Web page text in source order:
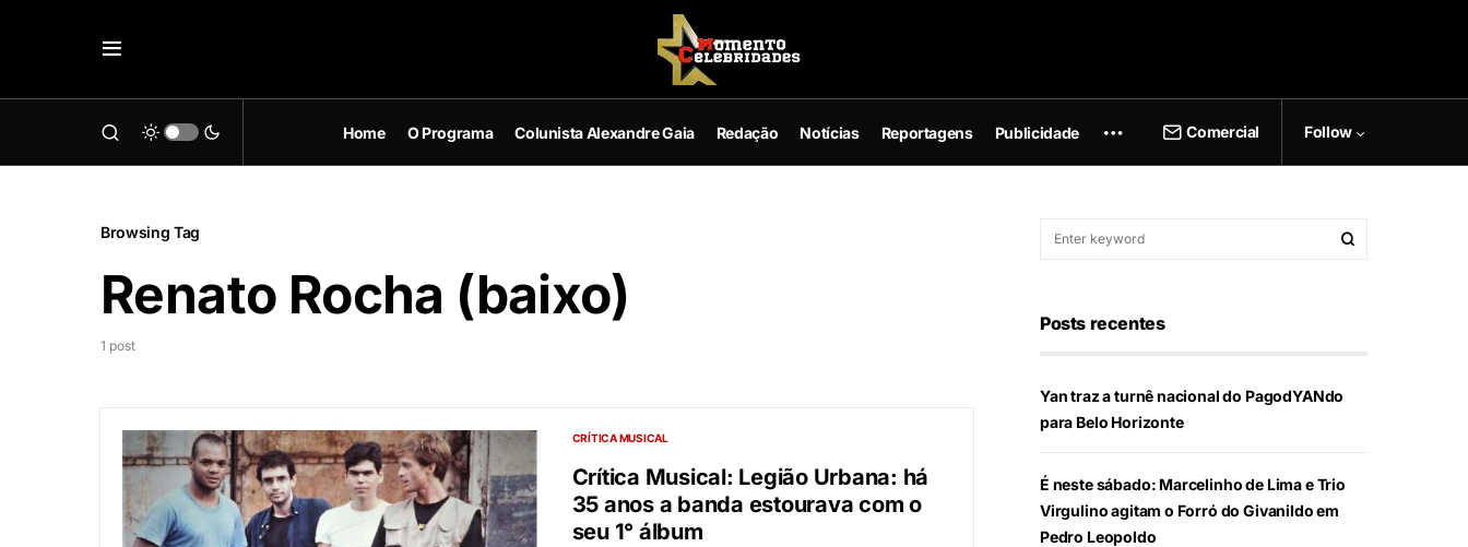
Home O Programa Colunista Alexandre Gaia Redação Notícias Reportagens Publicidade Comercial Follow
Browsing Tag
Renato Rocha (baixo)
1 post
CRÍTICA MUSICAL
Crítica Musical: Legião Urbana: há
35 anos a banda estourava com o
seu 1° álbum
Posts recentes
Yan traz a turnê nacional do PagodYANdo
para Belo Horizonte
É neste sábado: Marcelinho de Lima e Trio
Virgulino agitam o Forró do Givanildo em
Pedro Leopoldo